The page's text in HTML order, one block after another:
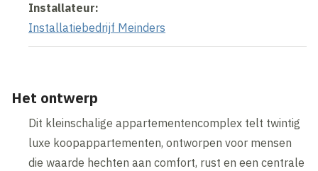
Installateur:
Installatiebedrijf Meinders
Het ontwerp
Dit kleinschalige appartementencomplex telt twintig
luxe koopappartementen, ontworpen voor mensen
die waarde hechten aan comfort, rust en een centrale